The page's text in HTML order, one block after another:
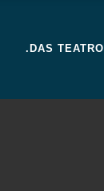
.DAS TEATRO